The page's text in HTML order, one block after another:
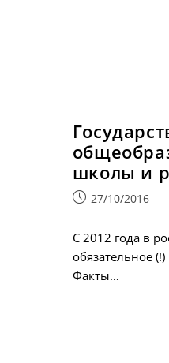
школы и
Запись27/10/2016
С 2012 года в
обязательное
Факты…